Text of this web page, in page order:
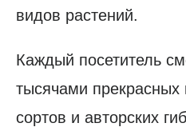
видов растений.
Каждый посетитель
тысячами прекрасных
сортов и авторских